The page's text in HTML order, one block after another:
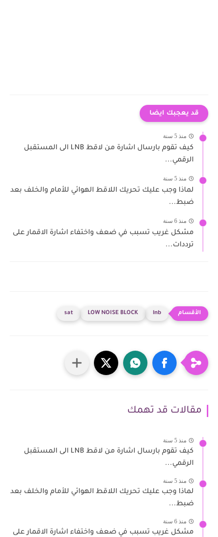
قد يعجبك ايضا
منذ 5 سنة
كيف تقوم بارسال اشارة من لاقط LNB الى المستقبل
الرقمي...
منذ 5 سنة
لماذا وجب عليك تحريك اللاقط الهوائي للأمام والخلف بعد
ضبط...
منذ 6 سنة
مشكل غريب تسبب في ضعف واختفاء اشارة الاقمار على
ترددات...
lnb
LOW NOISE BLOCK
sat
مقالات قد تهمك
منذ 5 سنة
كيف تقوم بارسال اشارة من لاقط LNB الى المستقبل
الرقمي...
منذ 5 سنة
لماذا وجب عليك تحريك اللاقط الهوائي للأمام والخلف بعد
ضبط...
منذ 6 سنة
مشكل غريب تسبب في ضعف واختفاء اشارة الاقمار على